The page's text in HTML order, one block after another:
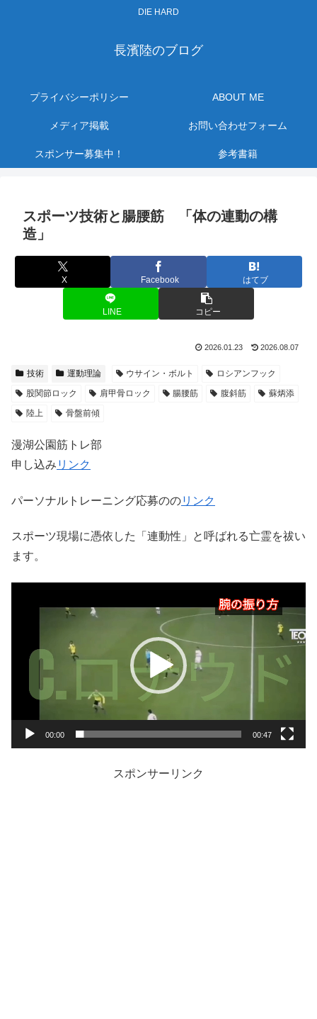
DIE HARD
長濱陸のブログ
プライバシーポリシー ABOUT ME
メディア掲載 お問い合わせフォーム
スポンサー募集中！ 参考書籍
スポーツ技術と腸腰筋 「体の連動の構
造」
X Facebook はてブ
LINE コピー
2026.01.23 2026.08.07
技術 運動理論 ウサイン・ボルト
ロシアンフック
股関節ロック
肩甲骨ロック 腸腰筋 腹斜筋
蘇炳添
陸上
骨盤前傾
漫湖公園筋トレ部
申し込み リンク
パーソナルトレーニング応募ののリンク
スポーツ現場に憑依した「連動性」と呼ばれる亡霊を祓い
ます。
00:00 00:47
スポンサーリンク